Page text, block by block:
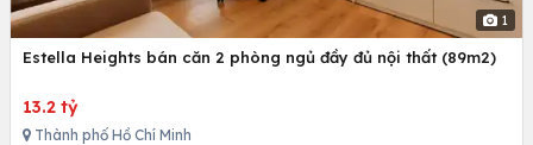
1
Estella Heights bán căn 2 phòng ngủ đầy đủ nội thất (89m2)
13.2 tỷ
Thành phố Hồ Chí Minh